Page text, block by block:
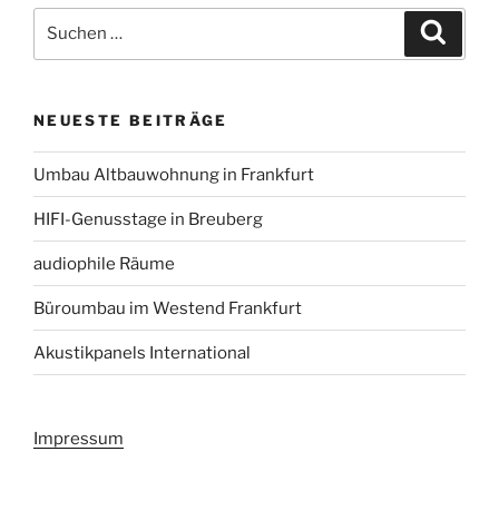
nach:
NEUESTE BEITRÄGE
Umbau Altbauwohnung in Frankfurt
HIFI-Genusstage in Breuberg
audiophile Räume
Büroumbau im Westend Frankfurt
Akustikpanels International
Impressum